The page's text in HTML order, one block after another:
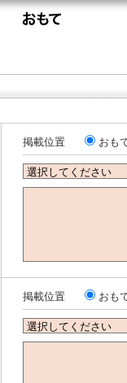
掲載位置 おも
掲載位置 おも